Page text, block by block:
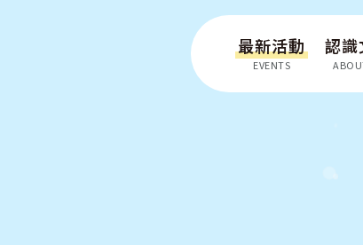
最新活動
EVENTS
認識